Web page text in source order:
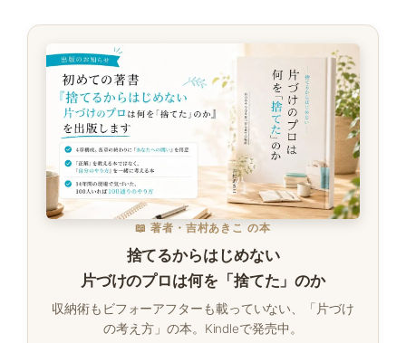
📖 著者・吉村あきこ の本
捨てるからはじめない
片づけのプロは何を「捨てた」のか
収納術もビフォーアフターも載っていない、「片づけ
の考え方」の本。Kindleで発売中。